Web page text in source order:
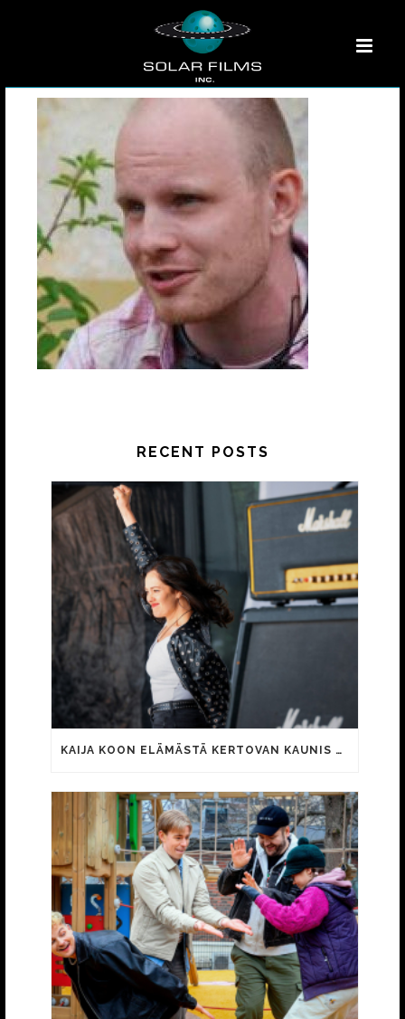
RECENT POSTS
KAIJA KOON ELÄMÄSTÄ KERTOVAN KAUNIS RIETAS ONNELLINEN -ELOKUVAN TRAILER JULKI